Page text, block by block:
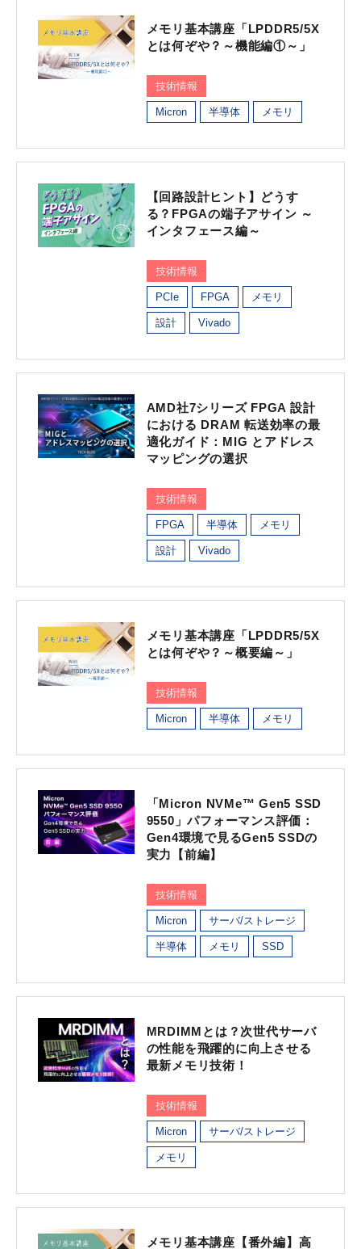
メモリ基本講座「LPDDR5/5X
とは何ぞや？～機能編①～」
技術情報
Micron 半導体 メモリ
【回路設計ヒント】どうす
る？FPGAの端子アサイン ～
インタフェース編～
技術情報
PCIe FPGA メモリ
設計 Vivado
AMD社7シリーズ FPGA 設計
における DRAM 転送効率の最
適化ガイド：MIG とアドレス
マッピングの選択
技術情報
FPGA 半導体 メモリ
設計 Vivado
メモリ基本講座「LPDDR5/5X
とは何ぞや？～概要編～」
技術情報
Micron 半導体 メモリ
「Micron NVMe™ Gen5 SSD
9550」パフォーマンス評価：
Gen4環境で見るGen5 SSDの
実力【前編】
技術情報
Micron サーバ/ストレージ
半導体 メモリ SSD
MRDIMMとは？次世代サーバ
の性能を飛躍的に向上させる
最新メモリ技術！
技術情報
Micron サーバ/ストレージ
メモリ
メモリ基本講座【番外編】高